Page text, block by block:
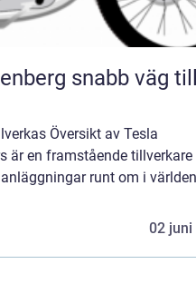
väg till
Översikt av Tesla
är en framstående tillverkare
runt om i
02 juni